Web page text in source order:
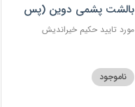
بالشت پشمی دوین (پس
کرایه)
مورد تایید حکیم خیراندیش
ناموجود